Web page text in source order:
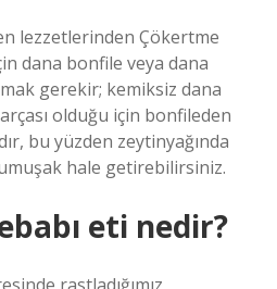
lezzetlerinden Çökertme
dana bonfile veya dana
gerekir; kemiksiz dana
olduğu için bonfileden
bu yüzden zeytinyağında
hale getirebilirsiniz.
eti nedir?